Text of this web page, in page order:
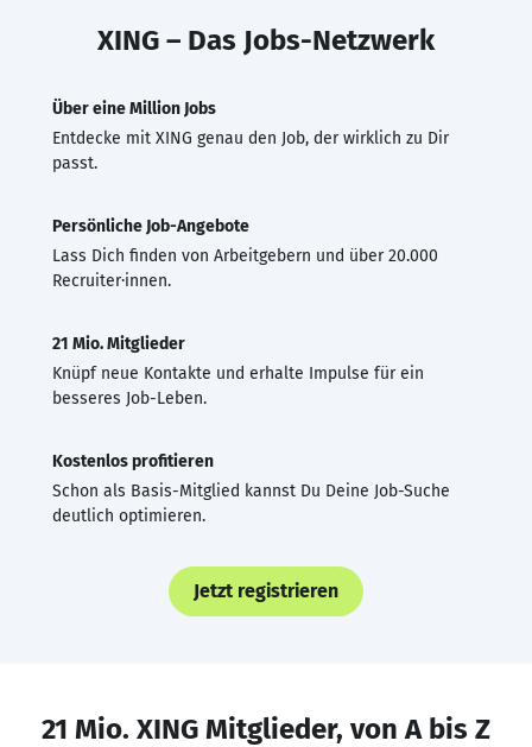
XING – Das Jobs-Netzwerk
Über eine Million Jobs
Entdecke mit XING genau den Job, der wirklich zu Dir
passt.
Persönliche Job-Angebote
Lass Dich finden von Arbeitgebern und über 20.000
Recruiter·innen.
21 Mio. Mitglieder
Knüpf neue Kontakte und erhalte Impulse für ein
besseres Job-Leben.
Kostenlos profitieren
Schon als Basis-Mitglied kannst Du Deine Job-Suche
deutlich optimieren.
Jetzt registrieren
21 Mio. XING Mitglieder, von A bis Z